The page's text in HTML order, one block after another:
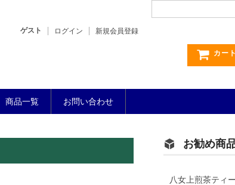
ゲスト ログイン 新規会員登録
カー
商品一覧 お問い合わせ
お勧め商
八女上煎茶ティー